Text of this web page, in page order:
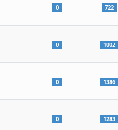
0 722
0 1002
0 1386
0 1283